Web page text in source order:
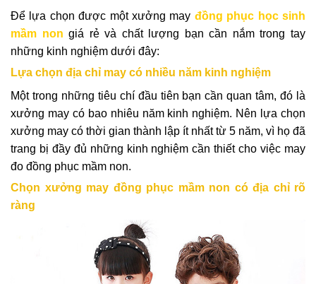
Để lựa chọn được một xưởng may đồng phục học sinh
mầm non giá rẻ và chất lượng bạn cần nắm trong tay
những kinh nghiệm dưới đây:
Lựa chọn địa chỉ may có nhiều năm kinh nghiệm
Một trong những tiêu chí đầu tiên bạn cần quan tâm, đó là
xưởng may có bao nhiêu năm kinh nghiệm. Nên lựa chọn
xưởng may có thời gian thành lập ít nhất từ 5 năm, vì họ đã
trang bị đầy đủ những kinh nghiệm cần thiết cho việc may
đo đồng phục mầm non.
Chọn xưởng may đồng phục mầm non có địa chỉ rõ
ràng